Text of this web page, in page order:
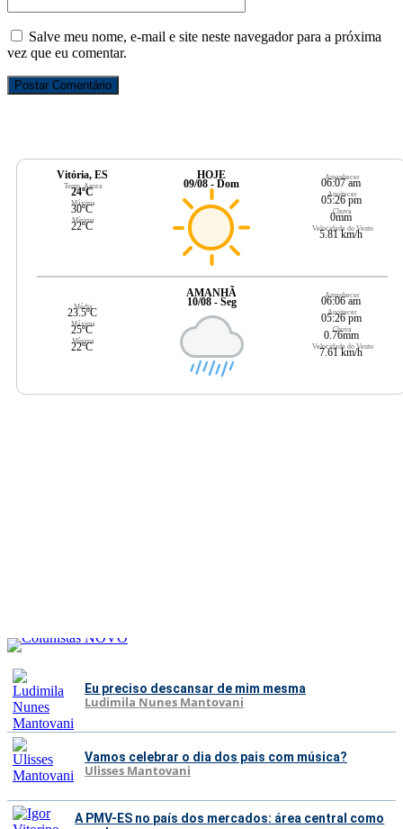
Salve meu nome, e-mail e site neste navegador para a próxima
vez que eu comentar.
Vitória, ES
Temp. Agora
24ºC
Máxima
30ºC
Mínima
22ºC
HOJE
09/08 - Dom
Amanhecer
06:07 am
Anoitecer
05:26 pm
Chuva
0mm
Velocidade do Vento
5.81 km/h
Média
23.5ºC
Máxima
25ºC
Mínima
22ºC
AMANHÃ
10/08 - Seg
Amanhecer
06:06 am
Anoitecer
05:26 pm
Chuva
0.76mm
Velocidade do Vento
7.61 km/h
Eu preciso descansar de mim mesma
Ludimila Nunes Mantovani
Vamos celebrar o dia dos pais com música?
Ulisses Mantovani
A PMV-ES no país dos mercados: área central como